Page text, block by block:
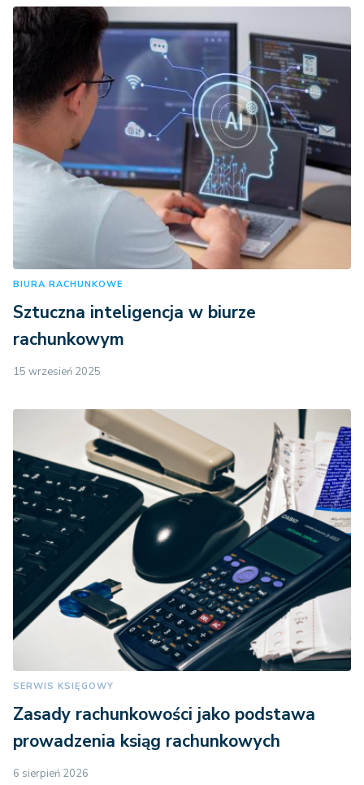
BIURA RACHUNKOWE
Sztuczna inteligencja w biurze
rachunkowym
15 wrzesień 2025
SERWIS KSIĘGOWY
Zasady rachunkowości jako podstawa
prowadzenia ksiąg rachunkowych
6 sierpień 2026